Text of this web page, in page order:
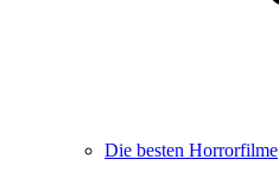
Die besten Horrorfilme